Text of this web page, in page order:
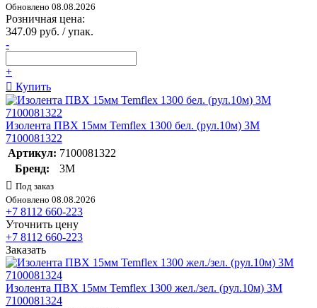
Обновлено 08.08.2026
Розничная цена:
347.09 руб. / упак.
-
+
Купить
Изолента ПВХ 15мм Temflex 1300 бел. (рул.10м) 3М
7100081322
Артикул: 7100081322
Бренд:
3М
Под заказ
Обновлено 08.08.2026
+7 8112 660-223
Уточнить цену
+7 8112 660-223
Заказать
Изолента ПВХ 15мм Temflex 1300 жел./зел. (рул.10м) 3М
7100081324